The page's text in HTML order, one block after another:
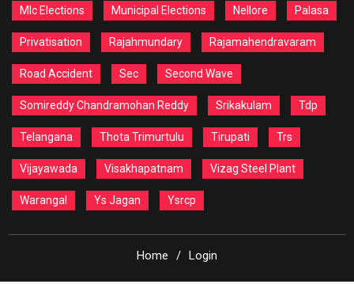
Mlc Elections Municipal Elections Nellore Palasa
Privatisation Rajahmundary Rajamahendravaram
Road Accident Sec Second Wave
Somireddy Chandramohan Reddy Srikakulam Tdp
Telangana Thota Trimurtulu Tirupati Trs
Vijayawada Visakhapatnam Vizag Steel Plant
Warangal Ys Jagan Ysrcp
Home Login